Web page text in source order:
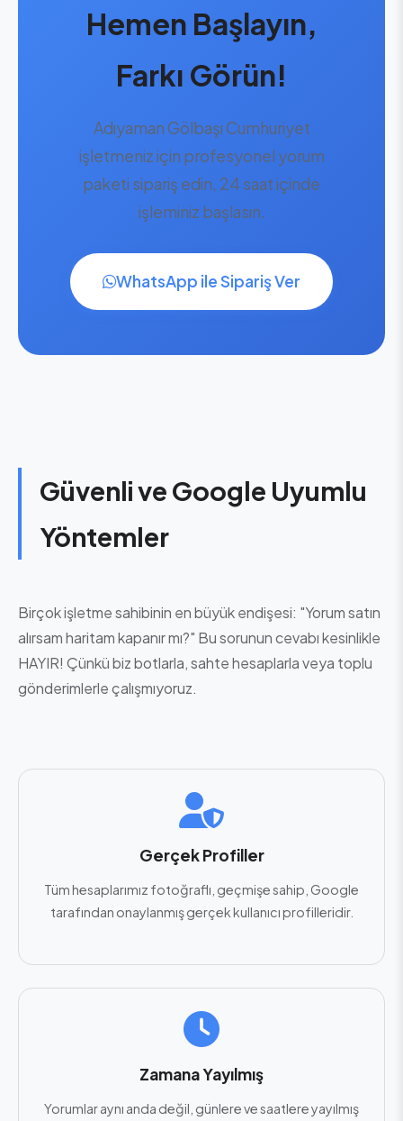
Hemen Başlayın,
Farkı Görün!
Adıyaman Gölbaşı Cumhuriyet
işletmeniz için profesyonel yorum
paketi sipariş edin, 24 saat içinde
işleminiz başlasın.
WhatsApp ile Sipariş Ver
Güvenli ve Google Uyumlu
Yöntemler
Birçok işletme sahibinin en büyük endişesi: "Yorum satın
alırsam haritam kapanır mı?" Bu sorunun cevabı kesinlikle
HAYIR! Çünkü biz botlarla, sahte hesaplarla veya toplu
gönderimlerle çalışmıyoruz.
Gerçek Profiller
Tüm hesaplarımız fotoğraflı, geçmişe sahip, Google
tarafından onaylanmış gerçek kullanıcı profilleridir.
Zamana Yayılmış
Yorumlar aynı anda değil, günlere ve saatlere yayılmış